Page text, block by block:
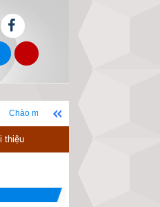
bạn đến với website xemvm.com,
thiệu